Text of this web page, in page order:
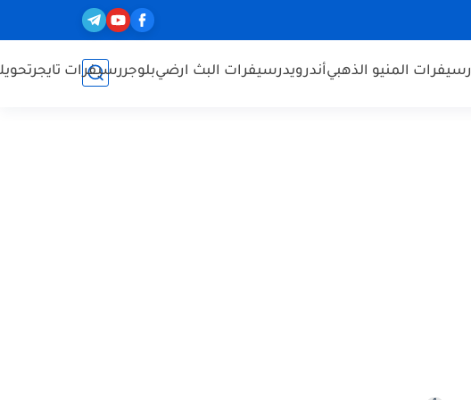
رسيفرات المنيو الذهبيأندرويدرسيفرات البث ارضيبلوجررسيفرات تايجر